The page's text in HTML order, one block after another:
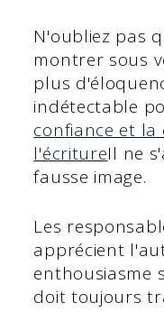
N'oubliez pas
montrer sous
plus
indétectable
confiance et la
l'écritureIl ne
fausse image.
Les
apprécient
enthousiasme
doit toujours